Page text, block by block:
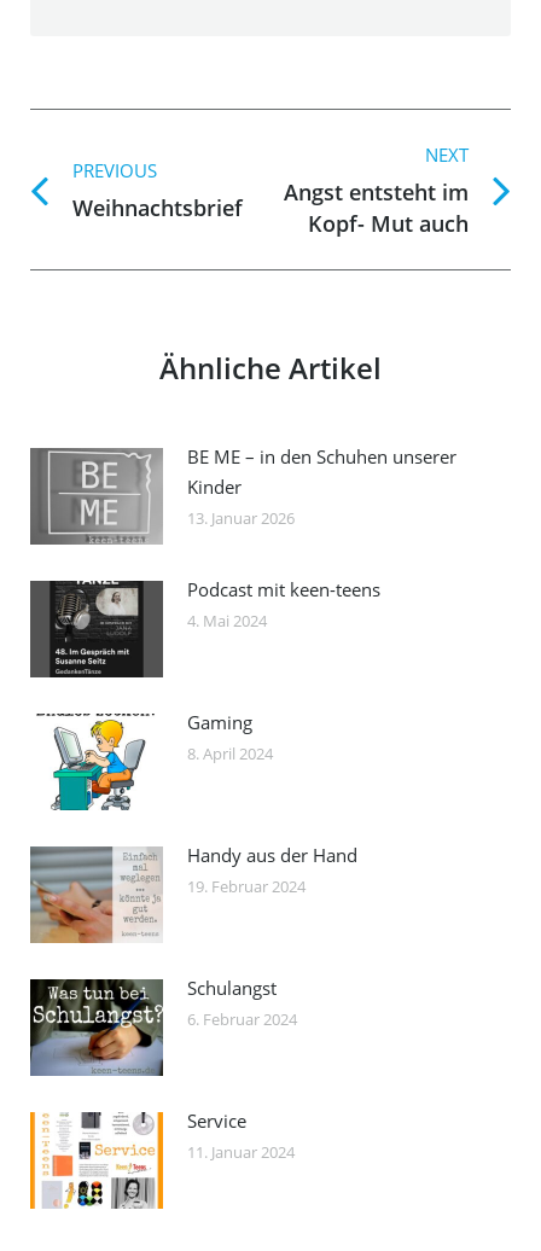
navigation
PREVIOUS
Previous
Weihnachtsbrief
NEXT
Next
post:
Angst entsteht im
Kopf- Mut auch
Ähnliche Artikel
BE ME – in den Schuhen unserer
Kinder
13. Januar 2026
Podcast mit keen-teens
4. Mai 2024
Gaming
8. April 2024
Handy aus der Hand
19. Februar 2024
Schulangst
6. Februar 2024
Service
11. Januar 2024